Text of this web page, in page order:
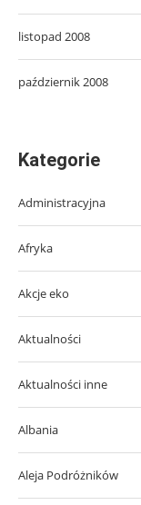
listopad 2008
październik 2008
Kategorie
Administracyjna
Afryka
Akcje eko
Aktualności
Aktualności inne
Albania
Aleja Podróżników